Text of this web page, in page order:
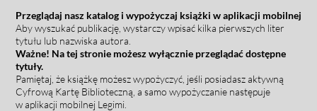
Przeglądaj nasz katalog i wypożyczaj książki w aplikacji mobilnej
Aby wyszukać publikację, wystarczy wpisać kilka pierwszych liter
tytułu lub nazwiska autora.
Ważne! Na tej stronie możesz wyłącznie przeglądać dostępne
tytuły.
Pamiętaj, że książkę możesz wypożyczyć, jeśli posiadasz aktywną
Cyfrową Kartę Biblioteczną, a samo wypożyczanie następuje
w aplikacji mobilnej Legimi.